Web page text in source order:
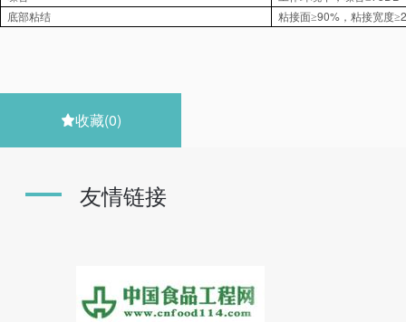
底部粘结 粘接面≥90% ，粘接宽度≥
收藏(0)
友情链接